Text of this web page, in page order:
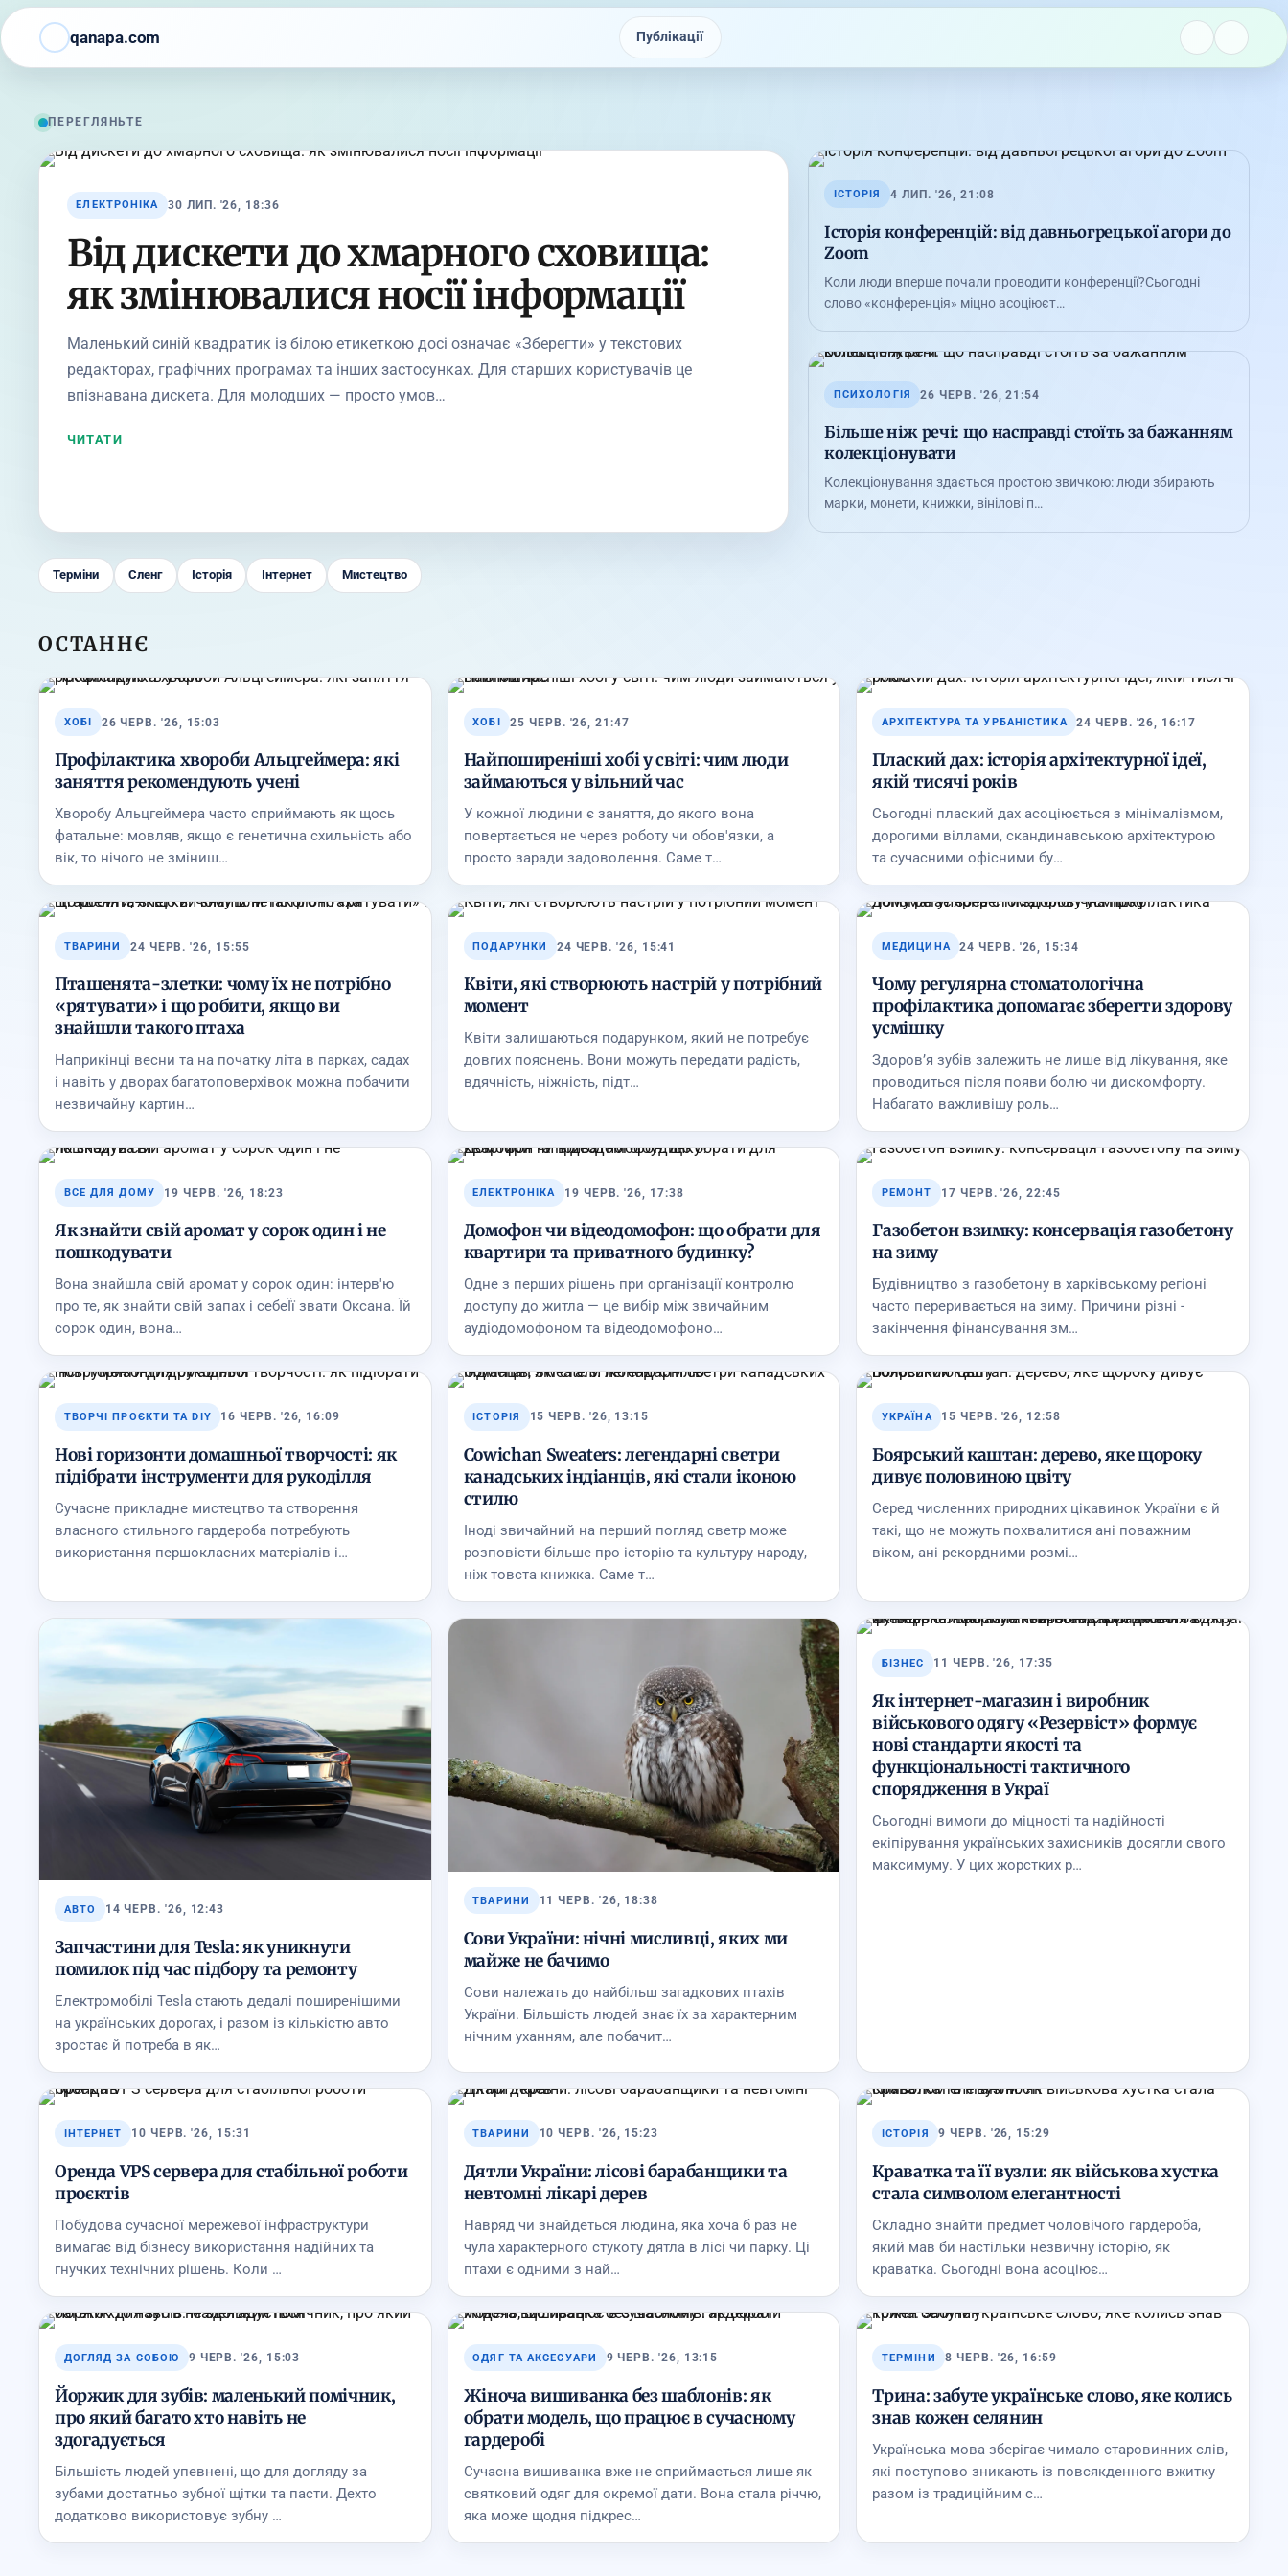
qanapa.com Публікації
ПЕРЕГЛЯНЬТЕ
ЕЛЕКТРОНІКА 30 ЛИП. '26, 18:36
Від дискети до хмарного сховища:
як змінювалися носії інформації
Маленький синій квадратик із білою етикеткою досі означає «Зберегти» у текстових
редакторах, графічних програмах та інших застосунках. Для старших користувачів це
впізнавана дискета. Для молодших — просто умов…
ЧИТАТИ
ІСТОРІЯ 4 ЛИП. '26, 21:08
Історія конференцій: від давньогрецької агори до
Zoom
Коли люди вперше почали проводити конференції?Сьогодні
слово «конференція» міцно асоціюєт…
ПСИХОЛОГІЯ 26 ЧЕРВ. '26, 21:54
Більше ніж речі: що насправді стоїть за бажанням
колекціонувати
Колекціонування здається простою звичкою: люди збирають
марки, монети, книжки, вінілові п…
Терміни Сленг Історія Інтернет Мистецтво
ОСТАННЄ
ХОБІ 26 ЧЕРВ. '26, 15:03
Профілактика хвороби Альцгеймера: які
заняття рекомендують учені
Хворобу Альцгеймера часто сприймають як щось
фатальне: мовляв, якщо є генетична схильність або
вік, то нічого не зміниш…
ХОБІ 25 ЧЕРВ. '26, 21:47
Найпоширеніші хобі у світі: чим люди
займаються у вільний час
У кожної людини є заняття, до якого вона
повертається не через роботу чи обов'язки, а
просто заради задоволення. Саме т…
АРХІТЕКТУРА ТА УРБАНІСТИКА 24 ЧЕРВ. '26, 16:17
Плаский дах: історія архітектурної ідеї,
якій тисячі років
Сьогодні плаский дах асоціюється з мінімалізмом,
дорогими віллами, скандинавською архітектурою
та сучасними офісними бу…
ТВАРИНИ 24 ЧЕРВ. '26, 15:55
Пташенята-злетки: чому їх не потрібно
«рятувати» і що робити, якщо ви
знайшли такого птаха
Наприкінці весни та на початку літа в парках, садах
і навіть у дворах багатоповерхівок можна побачити
незвичайну картин…
ПОДАРУНКИ 24 ЧЕРВ. '26, 15:41
Квіти, які створюють настрій у потрібний
момент
Квіти залишаються подарунком, який не потребує
довгих пояснень. Вони можуть передати радість,
вдячність, ніжність, підт…
МЕДИЦИНА 24 ЧЕРВ. '26, 15:34
Чому регулярна стоматологічна
профілактика допомагає зберегти здорову
усмішку
Здоров’я зубів залежить не лише від лікування, яке
проводиться після появи болю чи дискомфорту.
Набагато важливішу роль…
ВСЕ ДЛЯ ДОМУ 19 ЧЕРВ. '26, 18:23
Як знайти свій аромат у сорок один і не
пошкодувати
Вона знайшла свій аромат у сорок один: інтерв'ю
про те, як знайти свій запах і себеЇї звати Оксана. Їй
сорок один, вона…
ЕЛЕКТРОНІКА 19 ЧЕРВ. '26, 17:38
Домофон чи відеодомофон: що обрати для
квартири та приватного будинку?
Одне з перших рішень при організації контролю
доступу до житла — це вибір між звичайним
аудіодомофоном та відеодомофоно…
РЕМОНТ 17 ЧЕРВ. '26, 22:45
Газобетон взимку: консервація газобетону
на зиму
Будівництво з газобетону в харківському регіоні
часто переривається на зиму. Причини різні -
закінчення фінансування зм…
ТВОРЧІ ПРОЄКТИ ТА DIY 16 ЧЕРВ. '26, 16:09
Нові горизонти домашньої творчості: як
підібрати інструменти для рукоділля
Сучасне прикладне мистецтво та створення
власного стильного гардероба потребують
використання першокласних матеріалів і…
ІСТОРІЯ 15 ЧЕРВ. '26, 13:15
Cowichan Sweaters: легендарні светри
канадських індіанців, які стали іконою
стилю
Іноді звичайний на перший погляд светр може
розповісти більше про історію та культуру народу,
ніж товста книжка. Саме т…
УКРАЇНА 15 ЧЕРВ. '26, 12:58
Боярський каштан: дерево, яке щороку
дивує половиною цвіту
Серед численних природних цікавинок України є й
такі, що не можуть похвалитися ані поважним
віком, ані рекордними розмі…
АВТО 14 ЧЕРВ. '26, 12:43
Запчастини для Tesla: як уникнути
помилок під час підбору та ремонту
Електромобілі Tesla стають дедалі поширенішими
на українських дорогах, і разом із кількістю авто
зростає й потреба в як…
ТВАРИНИ 11 ЧЕРВ. '26, 18:38
Сови України: нічні мисливці, яких ми
майже не бачимо
Сови належать до найбільш загадкових птахів
України. Більшість людей знає їх за характерним
нічним уханням, але побачит…
БІЗНЕС 11 ЧЕРВ. '26, 17:35
Як інтернет-магазин і виробник
військового одягу «Резервіст» формує
нові стандарти якості та
функціональності тактичного
спорядження в Украї
Сьогодні вимоги до міцності та надійності
екіпірування українських захисників досягли свого
максимуму. У цих жорстких р…
ІНТЕРНЕТ 10 ЧЕРВ. '26, 15:31
Оренда VPS сервера для стабільної роботи
проєктів
Побудова сучасної мережевої інфраструктури
вимагає від бізнесу використання надійних та
гнучких технічних рішень. Коли …
ТВАРИНИ 10 ЧЕРВ. '26, 15:23
Дятли України: лісові барабанщики та
невтомні лікарі дерев
Навряд чи знайдеться людина, яка хоча б раз не
чула характерного стукоту дятла в лісі чи парку. Ці
птахи є одними з най…
ІСТОРІЯ 9 ЧЕРВ. '26, 15:29
Краватка та її вузли: як військова хустка
стала символом елегантності
Складно знайти предмет чоловічого гардероба,
який мав би настільки незвичну історію, як
краватка. Сьогодні вона асоціює…
ДОГЛЯД ЗА СОБОЮ 9 ЧЕРВ. '26, 15:03
Йоржик для зубів: маленький помічник,
про який багато хто навіть не
здогадується
Більшість людей упевнені, що для догляду за
зубами достатньо зубної щітки та пасти. Дехто
додатково використовує зубну …
ОДЯГ ТА АКСЕСУАРИ 9 ЧЕРВ. '26, 13:15
Жіноча вишиванка без шаблонів: як
обрати модель, що працює в сучасному
гардеробі
Сучасна вишиванка вже не сприймається лише як
святковий одяг для окремої дати. Вона стала річчю,
яка може щодня підкрес…
ТЕРМІНИ 8 ЧЕРВ. '26, 16:59
Трина: забуте українське слово, яке колись
знав кожен селянин
Українська мова зберігає чимало старовинних слів,
які поступово зникають із повсякденного вжитку
разом із традиційним с…